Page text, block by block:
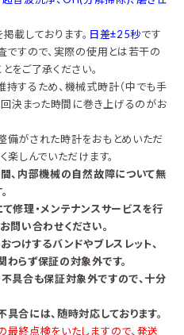
載しております。 日差±25秒です
ですので、実際の使用とは若干の
をご了承ください。
するため、機械式時計（中でも手
決まった時間に巻き上げるのがお
がされた時計をおもとめいただ
楽しんでいただけます。
、内部機械の自然故障について無
修理・メンテナンスサービスを行
問い合わせください。
つけするバンドやブレスレット、
らず保証の対象外です。
具合も保証対象外ですので、十分
合には、随時対応しております。
終点検をいたしますので、発送